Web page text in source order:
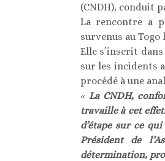
(CNDH), conduit
La rencontre a
survenus au Togo
Elle s’inscrit
sur les incidents
procédé à une
« La CNDH,
travaille à cet
d’étape sur ce
Président de
détermination,